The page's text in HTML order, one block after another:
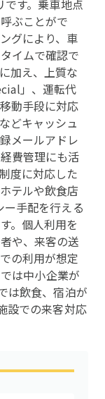
です。乗車地点
ぶことがで
グにより、車
イムで確認で
加え、上質な
」、運転代
動手段に対応
どキャッシュ
メールアドレ
費管理にも活
度に対応した
テルや飲食店
手配を行える
。個人利用を
や、来客の送
の利用が想定
は中小企業が
は飲食、宿泊が
設での来客対応